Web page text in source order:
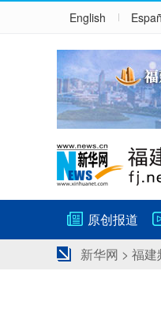
English
原创报道
新华网 > 福建